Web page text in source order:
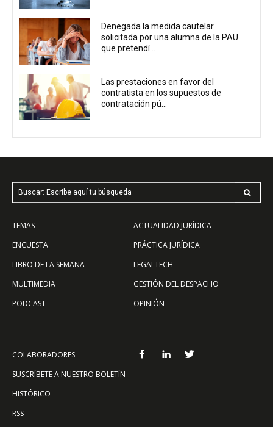
Denegada la medida cautelar
solicitada por una alumna de la PAU
que pretendí...
Las prestaciones en favor del
contratista en los supuestos de
contratación pú...
Buscar: Escribe aquí tu búsqueda
TEMAS
ENCUESTA
LIBRO DE LA SEMANA
MULTIMEDIA
PODCAST
ACTUALIDAD JURÍDICA
PRÁCTICA JURÍDICA
LEGALTECH
GESTIÓN DEL DESPACHO
OPINIÓN
COLABORADORES
SUSCRÍBETE A NUESTRO BOLETÍN
HISTÓRICO
RSS